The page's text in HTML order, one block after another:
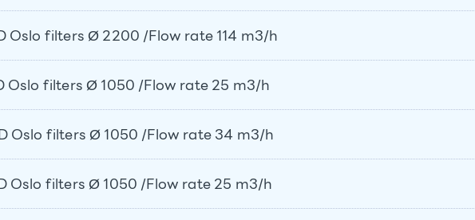
Oslo filters Ø 2200 /Flow rate 114 m3/h
Oslo filters Ø 1050 /Flow rate 25 m3/h
Oslo filters Ø 1050 /Flow rate 34 m3/h
Oslo filters Ø 1050 /Flow rate 25 m3/h